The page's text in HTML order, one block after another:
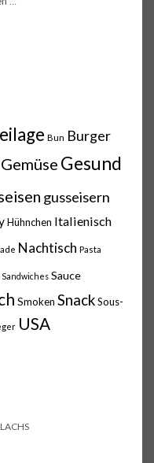
Bun Burger
Gemüse Gesund
gusseisern
Hühnchen Italienisch
Nachtisch Pasta
Sandwiches Sauce
Smoken SnackSous-
USA